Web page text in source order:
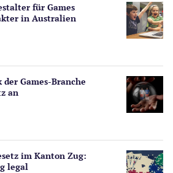
für Games
in Australien
Games-Branche
an
im Kanton Zug:
legal